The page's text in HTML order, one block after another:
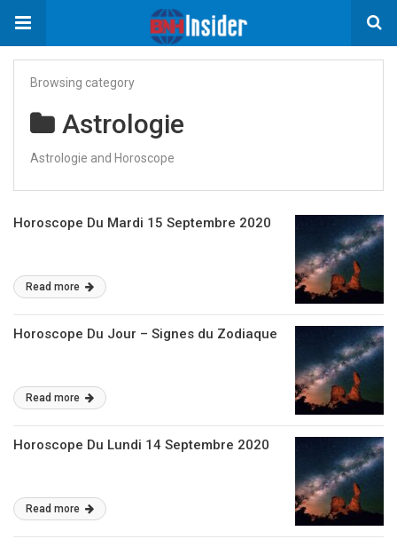
Browsing category
Astrologie
Astrologie and Horoscope
Horoscope Du Mardi 15 Septembre 2020
Read more
Horoscope Du Jour – Signes du Zodiaque
Read more
Horoscope Du Lundi 14 Septembre 2020
Read more